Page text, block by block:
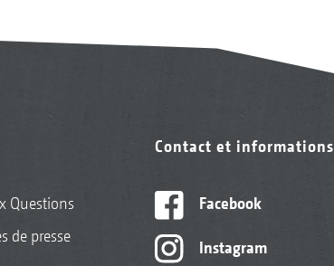
Questions
de presse
Contact et informations
Facebook
Instagram